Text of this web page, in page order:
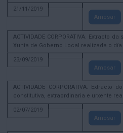
21/11/2019
Amosar
ACTIVIDADE CORPORATIVA. Extracto
Xunta de Goberno Local realizada o
23/09/2019
Amosar
ACTIVIDADE CORPORATIVA.
constitutiva, extraordinaria e urxente
02/07/2019
Amosar